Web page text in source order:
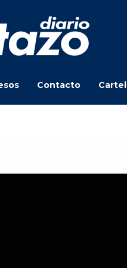
Contacto